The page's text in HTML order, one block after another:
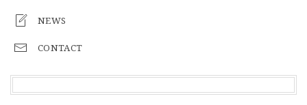
NEWS
CONTACT